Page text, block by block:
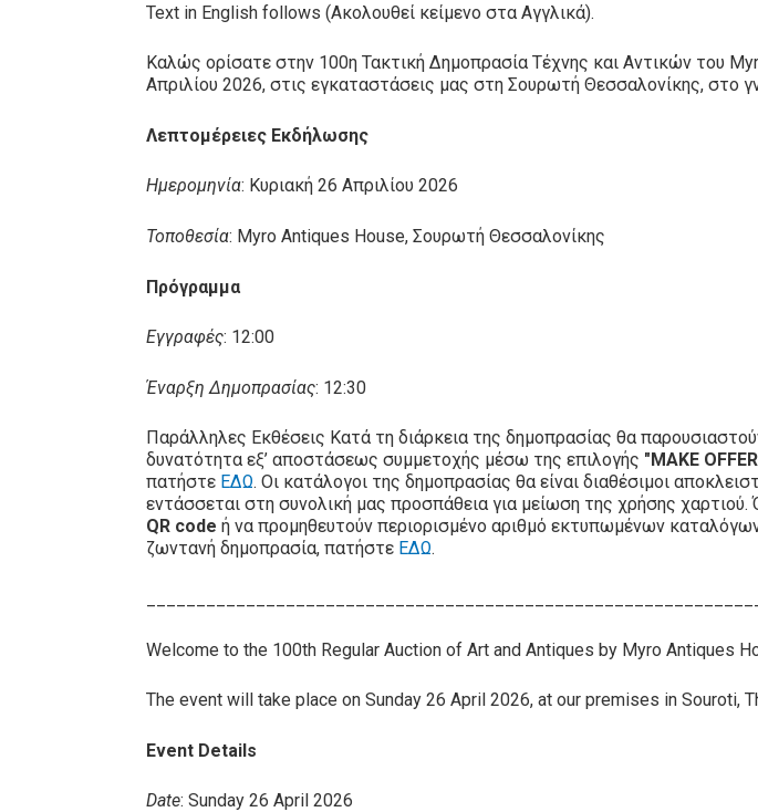
Text in English follows (Ακολουθεί κείμενο στα Αγγλικά).
Καλώς ορίσατε στην 100η Τακτική Δημοπρασία Τέχνης και Αντικών του
Απριλίου 2026, στις εγκαταστάσεις μας στη Σουρωτή Θεσσαλονίκης, στο
Λεπτομέρειες Εκδήλωσης
Ημερομηνία: Κυριακή 26 Απριλίου 2026
Τοποθεσία: Myro Antiques House, Σουρωτή Θεσσαλονίκης
Πρόγραμμα
Εγγραφές: 12:00
Έναρξη Δημοπρασίας: 12:30
Παράλληλες Εκθέσεις Κατά τη διάρκεια της δημοπρασίας θα
δυνατότητα εξ’ αποστάσεως συμμετοχής μέσω της επιλογής "MAKE
πατήστε ΕΔΩ. Οι κατάλογοι της δημοπρασίας θα είναι διαθέσιμοι
εντάσσεται στη συνολική μας προσπάθεια για μείωση της χρήσης
QR code ή να προμηθευτούν περιορισμένο αριθμό εκτυπωμένων
ζωντανή δημοπρασία, πατήστε ΕΔΩ.
Welcome to the 100th Regular Auction of Art and Antiques by Myro Antiques
The event will take place on Sunday 26 April 2026, at our premises in
Event Details
Date: Sunday 26 April 2026